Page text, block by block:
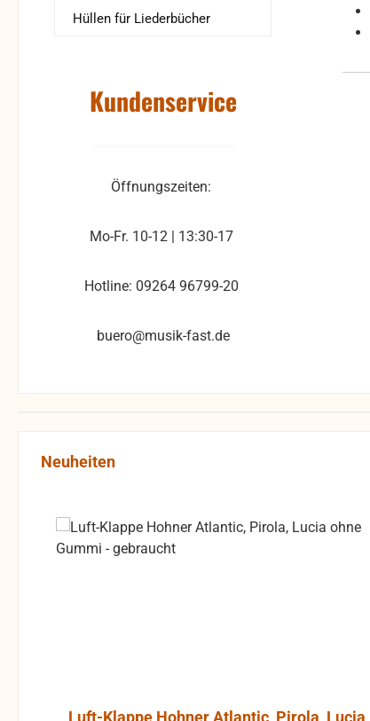
Hüllen für Liederbücher
Kundenservice
Öffnungszeiten:
Mo-Fr. 10-12 | 13:30-17
Hotline: 09264 96799-20
buero@musik-fast.de
Produktgalerie überspringen
Neuheiten